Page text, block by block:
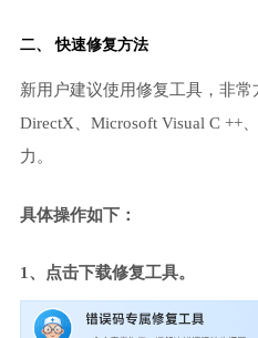
二、 快速修复方法
新用户建议使用修复工具，非
DirectX、Microsoft Visual C ++
力。
具体操作如下：
1、点击下载修复工具。